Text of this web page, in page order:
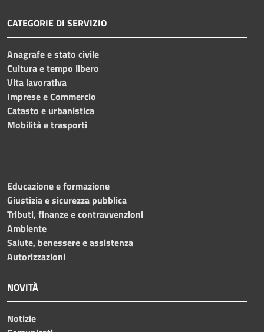
CATEGORIE DI SERVIZIO
Anagrafe e stato civile
Cultura e tempo libero
Vita lavorativa
Imprese e Commercio
Catasto e urbanistica
Mobilità e trasporti
Educazione e formazione
Giustizia e sicurezza pubblica
Tributi, finanze e contravvenzioni
Ambiente
Salute, benessere e assistenza
Autorizzazioni
NOVITÀ
Notizie